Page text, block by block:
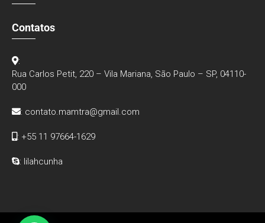
Contatos
:
Rua Carlos Petit, 220 – Vila Mariana, São Paulo – SP, 04110-
000
: contato.mamtra@gmail.com
: +55 11 97664-1629
: lilahcunha